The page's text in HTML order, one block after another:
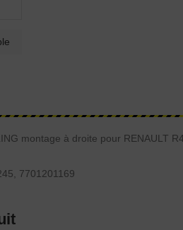
montage à droite pour RENAULT
7701201169